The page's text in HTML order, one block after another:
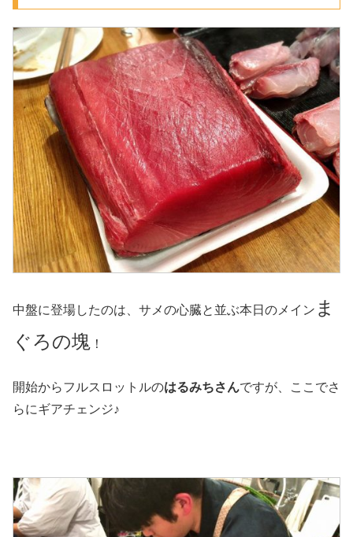
中盤に登場したのは、サメの心臓と並ぶ本日のメイン ま
ぐろの塊 ！
開始からフルスロットルのはるみちさんですが、ここでさ
らにギアチェンジ♪